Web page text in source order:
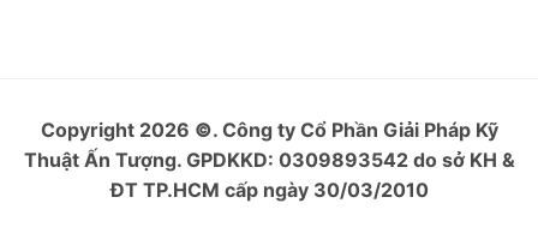
Copyright 2026 ©. Công ty Cổ Phần Giải Pháp Kỹ
Thuật Ấn Tượng. GPDKKD: 0309893542 do sở KH &
ĐT TP.HCM cấp ngày 30/03/2010